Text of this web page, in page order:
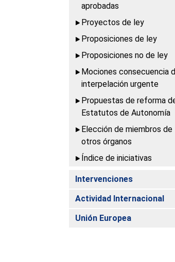
aprobadas
Proyectos de ley
Proposiciones de ley
Proposiciones no de ley
Mociones consecuencia
interpelación urgente
Propuestas de reforma
Estatutos de Autonomía
Elección de miembros de
otros órganos
Índice de iniciativas
Intervenciones
Actividad Internacional
Unión Europea